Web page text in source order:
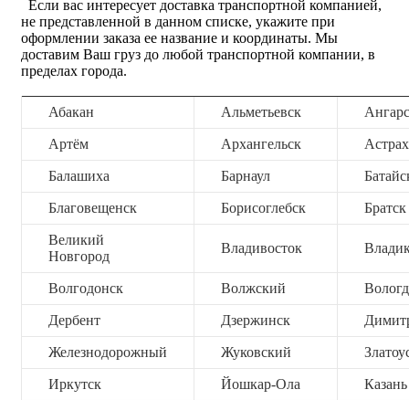
Если вас интересует доставка транспортной компанией,
не представленной в данном списке, укажите при
оформлении заказа ее название и координаты. Мы
доставим Ваш груз до любой транспортной компании, в
пределах города.
Абакан Альметьевск
Артём Архангельск
Балашиха Барнаул
Благовещенск Борисоглебск Братск
Великий
Новгород
Владивосток
Волгодонск Волжский
Дербент Дзержинск
Железнодорожный Жуковский
Иркутск Йошкар-Ола Казань